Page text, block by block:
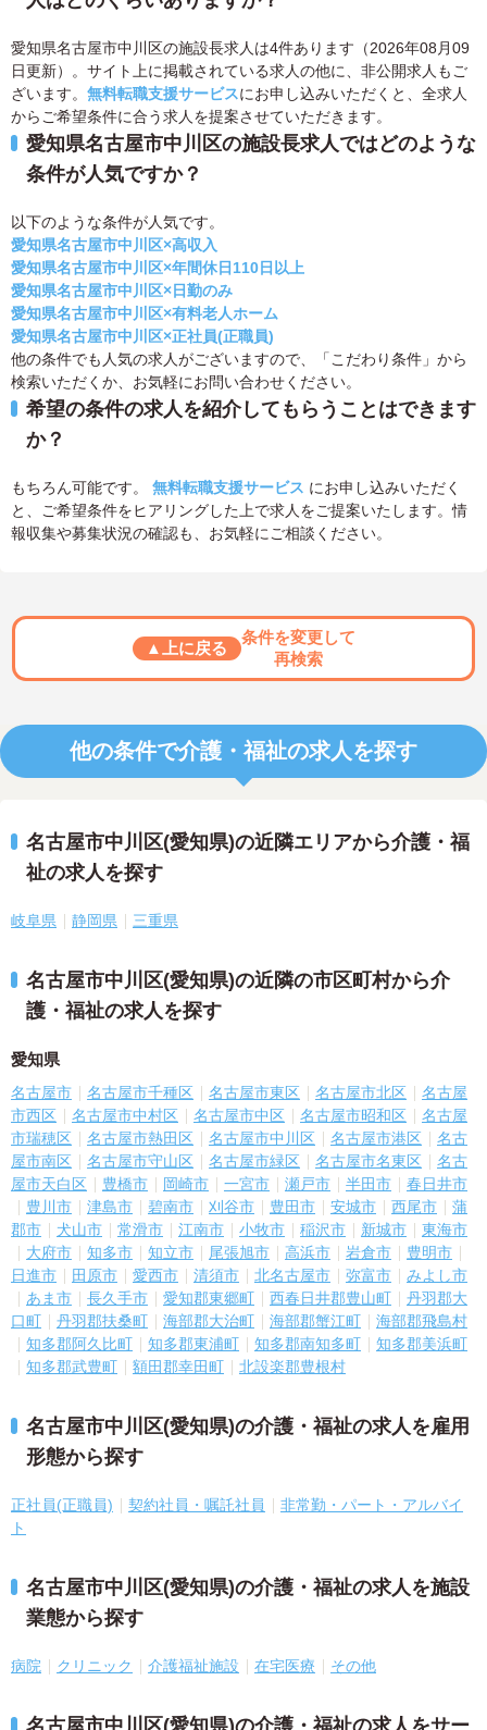
愛知県名古屋市中川区の施設長求人は4件あります（2026年08月09
日更新）。サイト上に掲載されている求人の他に、非公開求人もご
ざいます。 無料転職支援サービスにお申し込みいただくと、全求人
からご希望条件に合う求人を提案させていただきます。
愛知県名古屋市中川区の施設長求人ではどのような
条件が人気ですか？
以下のような条件が人気です。
愛知県名古屋市中川区×高収入
愛知県名古屋市中川区×年間休日110日以上
愛知県名古屋市中川区×日勤のみ
愛知県名古屋市中川区×有料老人ホーム
愛知県名古屋市中川区×正社員(正職員)
他の条件でも人気の求人がございますので、「こだわり条件」から
検索いただくか、お気軽にお問い合わせください。
希望の条件の求人を紹介してもらうことはできます
か？
もちろん可能です。 無料転職支援サービス にお申し込みいただく
と、ご希望条件をヒアリングした上で求人をご提案いたします。情
報収集や募集状況の確認も、お気軽にご相談ください。
▲上に戻る
条件を変更して
再検索
他の条件で介護・福祉の求人を探す
名古屋市中川区(愛知県)の近隣エリアから介護・福
祉の求人を探す
岐阜県 静岡県 三重県
名古屋市中川区(愛知県)の近隣の市区町村から介
護・福祉の求人を探す
愛知県
名古屋市 名古屋市千種区 名古屋市東区 名古屋市北区
名古屋
市西区
名古屋市中村区 名古屋市中区 名古屋市昭和区
名古屋
市瑞穂区
名古屋市熱田区 名古屋市中川区 名古屋市港区
名古
屋市南区
名古屋市守山区 名古屋市緑区 名古屋市名東区
名古
屋市天白区
豊橋市 岡崎市 一宮市 瀬戸市 半田市
春日井市
豊川市
津島市 碧南市 刈谷市 豊田市 安城市 西尾市
蒲
郡市
犬山市 常滑市 江南市 小牧市 稲沢市 新城市
東海市
大府市
知多市 知立市 尾張旭市 高浜市 岩倉市
豊明市
日進市
田原市 愛西市 清須市 北名古屋市 弥富市
みよし市
あま市
長久手市 愛知郡東郷町 西春日井郡豊山町
丹羽郡大
口町
丹羽郡扶桑町 海部郡大治町 海部郡蟹江町
海部郡飛島村
知多郡阿久比町
知多郡東浦町 知多郡南知多町
知多郡美浜町
知多郡武豊町
額田郡幸田町 北設楽郡豊根村
名古屋市中川区(愛知県)の介護・福祉の求人を雇用
形態から探す
正社員(正職員) 契約社員・嘱託社員
非常勤・パート・アルバイ
ト
名古屋市中川区(愛知県)の介護・福祉の求人を施設
業態から探す
病院 クリニック 介護福祉施設 在宅医療 その他